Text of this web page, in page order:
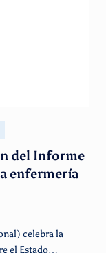
del Informe
enfermería
celebra la
el Estado…